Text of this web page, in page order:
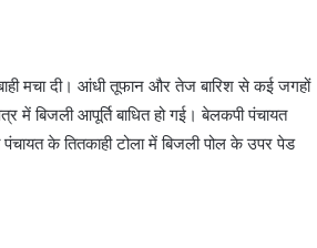
मचा दी। आंधी तूफान और तेज बारिश से कई जगहों
बिजली आपूर्ति बाधित हो गई। बेलकपी पंचायत
के तितकाही टोला में बिजली पोल के उपर पेड